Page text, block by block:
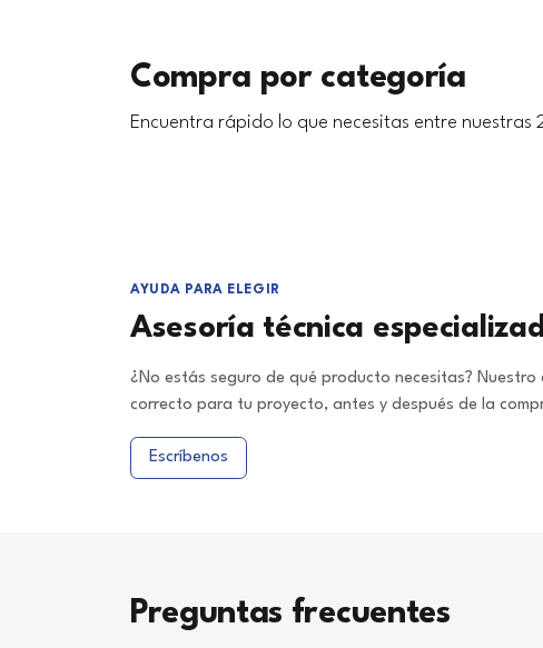
Compra por categoría
Encuentra rápido lo que necesitas entre nuestras
AYUDA PARA ELEGIR
Asesoría técnica
¿No estás seguro de qué producto necesitas?
correcto para tu proyecto, antes y después de la
Escríbenos
Preguntas frecuentes